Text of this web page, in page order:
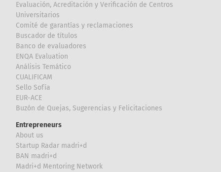
Evaluación, Acreditación y Verificación de Centros
Universitarios
Comité de garantías y reclamaciones
Buscador de títulos
Banco de evaluadores
ENQA Evaluation
Análisis Temático
CUALIFICAM
Sello Sofía
EUR-ACE
Buzón de Quejas, Sugerencias y Felicitaciones
Entrepreneurs
About us
Startup Radar madri+d
BAN madri+d
Madri+d Mentoring Network